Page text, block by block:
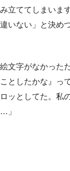
立ててしまいま
いない」と決め
絵文字がなかった
としたかな』っ
ッとしてた。私
」